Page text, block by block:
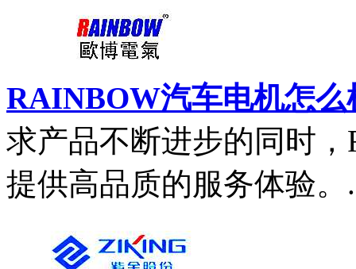
RAINBOW汽车电机怎
求产品不断进步的同时
提供高品质的服务体验。